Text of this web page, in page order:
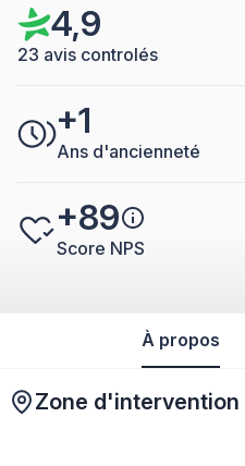
4,9
23 avis controlés
+1
Ans d'ancienneté
+89
Score NPS
À propos
Zone d'intervention